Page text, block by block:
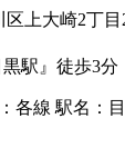
上大崎2丁目
駅』徒歩3分
各線 駅名：